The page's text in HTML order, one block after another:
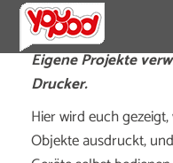
Eigene Projekte
Drucker.
Hier wird euch
Objekte ausdruckt,